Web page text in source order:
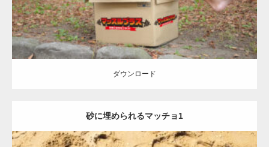
ダウンロード
砂に埋められるマッチョ1